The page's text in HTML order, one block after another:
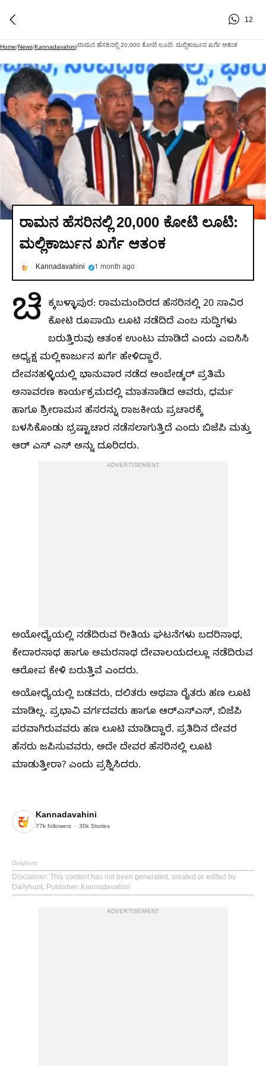
12
Home/News/Kannadavahini/ರಾಮನ ಹೆಸರಿನಲ್ಲಿ 20,000 ಕೋಟಿ ಲೂಟಿ: ಮಲ್ಲಿಕಾರ್ಜುನ ಖರ್ಗೆ ಆತಂಕ
ರಾಮನ ಹೆಸರಿನಲ್ಲಿ 20,000 ಕೋಟಿ ಲೂಟಿ:
ಮಲ್ಲಿಕಾರ್ಜುನ ಖರ್ಗೆ ಆತಂಕ
Kannadavahini 1 month ago
ಚಿ ಕ್ಕಬಳ್ಳಾಪುರ: ರಾಮಮಂದಿರದ ಹೆಸರಿನಲ್ಲಿ 20 ಸಾವಿರ
ಕೋಟಿ ರೂಪಾಯಿ ಲೂಟಿ ನಡೆದಿದೆ ಎಂಬ ಸುದ್ದಿಗಳು
ಬರುತ್ತಿರುವು ಆತಂಕ ಉಂಟು ಮಾಡಿದೆ ಎಂದು ಎಐಸಿಸಿ
ಅಧ್ಯಕ್ಷ ಮಲ್ಲಿಕಾರ್ಜುನ ಖರ್ಗೆ ಹೇಳಿದ್ದಾರೆ.
ದೇವನಹಳ್ಳಿಯಲ್ಲಿ ಭಾನುವಾರ ನಡೆದ ಅಂಬೇಡ್ಕರ್ ಪ್ರತಿಮೆ
ಅನಾವರಣ ಕಾರ್ಯಕ್ರಮದಲ್ಲಿ ಮಾತನಾಡಿದ ಅವರು, ಧರ್ಮ
ಹಾಗೂ ಶ್ರೀರಾಮನ ಹೆಸರನ್ನು ರಾಜಕೀಯ ಪ್ರಚಾರಕ್ಕೆ
ಬಳಸಿಕೊಂಡು ಭ್ರಷ್ಟಾಚಾರ ನಡೆಸಲಾಗುತ್ತಿದೆ ಎಂದು ಬಿಜೆಪಿ ಮತ್ತು
ಆರ್ ಎಸ್ ಎಸ್ ಅನ್ನು ದೂರಿದರು.
ADVERTISEMENT
ಅಯೋಧ್ಯೆಯಲ್ಲಿ ನಡೆದಿರುವ ರೀತಿಯ ಘಟನೆಗಳು ಬದರಿನಾಥ,
ಕೇದಾರನಾಥ ಹಾಗೂ ಅಮರನಾಥ ದೇವಾಲಯದಲ್ಲೂ ನಡೆದಿರುವ
ಆರೋಪ ಕೇಳಿ ಬರುತ್ತಿವೆ ಎಂದರು.
ಅಯೋಧ್ಯೆಯಲ್ಲಿ ಬಡವರು, ದಲಿತರು ಅಥವಾ ರೈತರು ಹಣ ಲೂಟಿ
ಮಾಡಿಲ್ಲ. ಪ್ರಭಾವಿ ವರ್ಗದವರು ಹಾಗೂ ಆರ್‌ಎಸ್‌ಎಸ್‌, ಬಿಜೆಪಿ
ಪರವಾಗಿರುವವರು ಹಣ ಲೂಟಿ ಮಾಡಿದ್ದಾರೆ. ಪ್ರತಿದಿನ ದೇವರ
ಹೆಸರು ಜಪಿಸುವವರು, ಅದೇ ದೇವರ ಹೆಸರಿನಲ್ಲಿ ಲೂಟಿ
ಮಾಡುತ್ತೀರಾ? ಎಂದು ಪ್ರಶ್ನಿಸಿದರು.
Kannadavahini
77k followers 30k Stories
Dailyhunt
Disclaimer: This content has not been generated, created or edited by
Dailyhunt. Publisher: Kannadavahini
ADVERTISEMENT